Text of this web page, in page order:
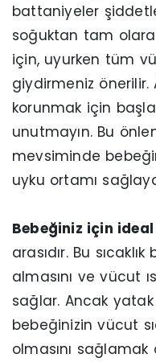
battaniyeler
soğuktan tam
için, uyurken tüm
giydirmeniz önerilir.
korunmak için
unutmayın. Bu
mevsiminde
uyku ortamı
Bebeğiniz için ideal
arasıdır. Bu
almasını ve vücut
sağlar. Ancak yatak
bebeğinizin vücut
olmasını